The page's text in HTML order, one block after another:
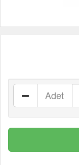
Adet